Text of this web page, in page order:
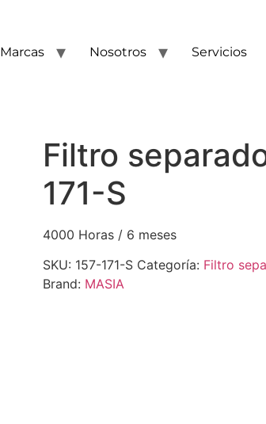
Marcas Nosotros Servicios
Filtro
171-S
4000 Horas / 6 meses
SKU: 157-171-S Categoría: Filtro
Brand: MASIA